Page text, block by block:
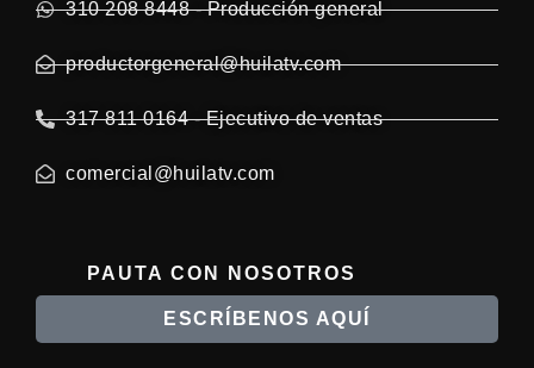
310 208 8448 - Producción general
productorgeneral@huilatv.com
317 811 0164 - Ejecutivo de ventas
comercial@huilatv.com
PAUTA CON NOSOTROS
ESCRÍBENOS AQUÍ